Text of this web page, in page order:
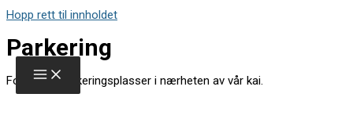
Hopp rett til innholdet
Parkering
Forslag til parkeringsplasser i nærheten av vår kai.